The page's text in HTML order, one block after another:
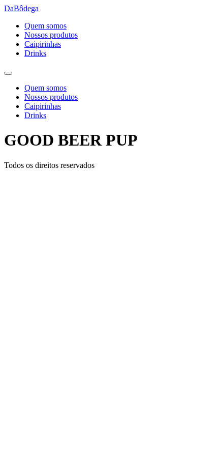
Ir
conteúdo
DaBôdega
Quem somos
Nossos produtos
Caipirinhas
Drinks
Quem somos
Nossos produtos
Caipirinhas
Drinks
GOOD BEER PUP
Todos os direitos reservados